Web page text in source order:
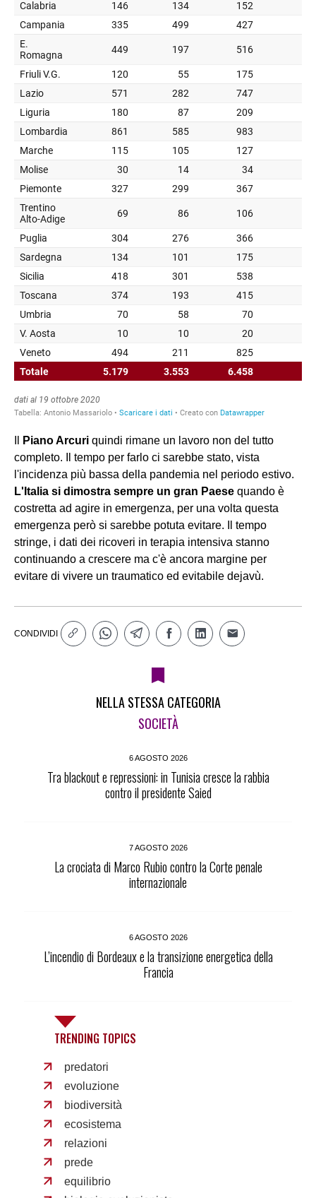
Piano Arcuri quindi rimane un lavoro non del tutto
completo. Il tempo per farlo ci sarebbe stato, vista
l'incidenza più bassa della pandemia nel periodo estivo.
L'Italia si dimostra sempre un gran Paese quando è
costretta ad agire in emergenza, per una volta questa
emergenza però si sarebbe potuta evitare. Il tempo
stringe, i dati dei ricoveri in terapia intensiva stanno
continuando a crescere ma c'è ancora margine per
evitare di vivere un traumatico ed evitabile dejavù.
CONDIVIDI
NELLA STESSA CATEGORIA
SOCIETÀ
6 AGOSTO 2026
Tra blackout e repressioni: in Tunisia cresce la rabbia
contro il presidente Saied
7 AGOSTO 2026
La crociata di Marco Rubio contro la Corte penale
internazionale
6 AGOSTO 2026
L’incendio di Bordeaux e la transizione energetica della
Francia
TRENDING TOPICS
predatori
evoluzione
biodiversità
ecosistema
relazioni
prede
equilibrio